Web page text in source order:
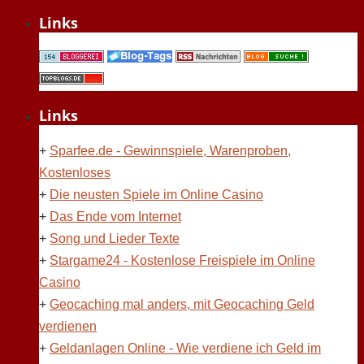
Links
Links
+ Sparfee.de - Gewinnspiele, Warenproben,
Kostenloses
+ Die neusten Spiele im Online Casino
+ Das Ende vom Internet
+ Song und Lieder Texte
+ Stargame24 - Kostenlose Freispiele im Online
Casino
+ Geocaching mal anders, mit Geocaching Geld
verdienen
+ Geldanlagen Online - Wie verdiene ich Geld im